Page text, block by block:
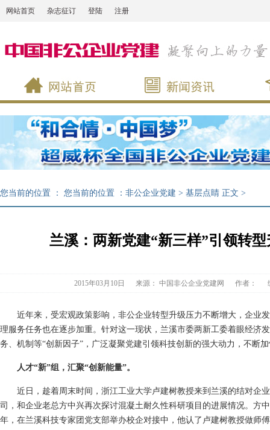
网站首页 杂志征订 登陆 注册
您当前的位置 ： 您当前的位置 ： 非公企业党建 > 基层点睛 正文 >
兰溪：两新党建“新三样”引领转
2015年03月10日 来源： 中国非公企业党建网 作者：
近年来，受宏观政策影响，非公企业转型升级压力不断增大，企业
理服务任务也在逐步加重。针对这一现状，兰溪市委两新工委着眼经济
务、机制等“创新因子”，广泛凝聚党建引领科技创新的强大动力，不断
人才“新”组，汇聚“创新能量”。
近日，趁着周末时间，浙江工业大学卢建树教授来到兰溪的结对企
司，和企业老总方中兴再次探讨混凝土耐久性科研项目的进展情况。方
年，在兰溪科技专家团党支部举办校企对接中，他认了卢建树教授做师